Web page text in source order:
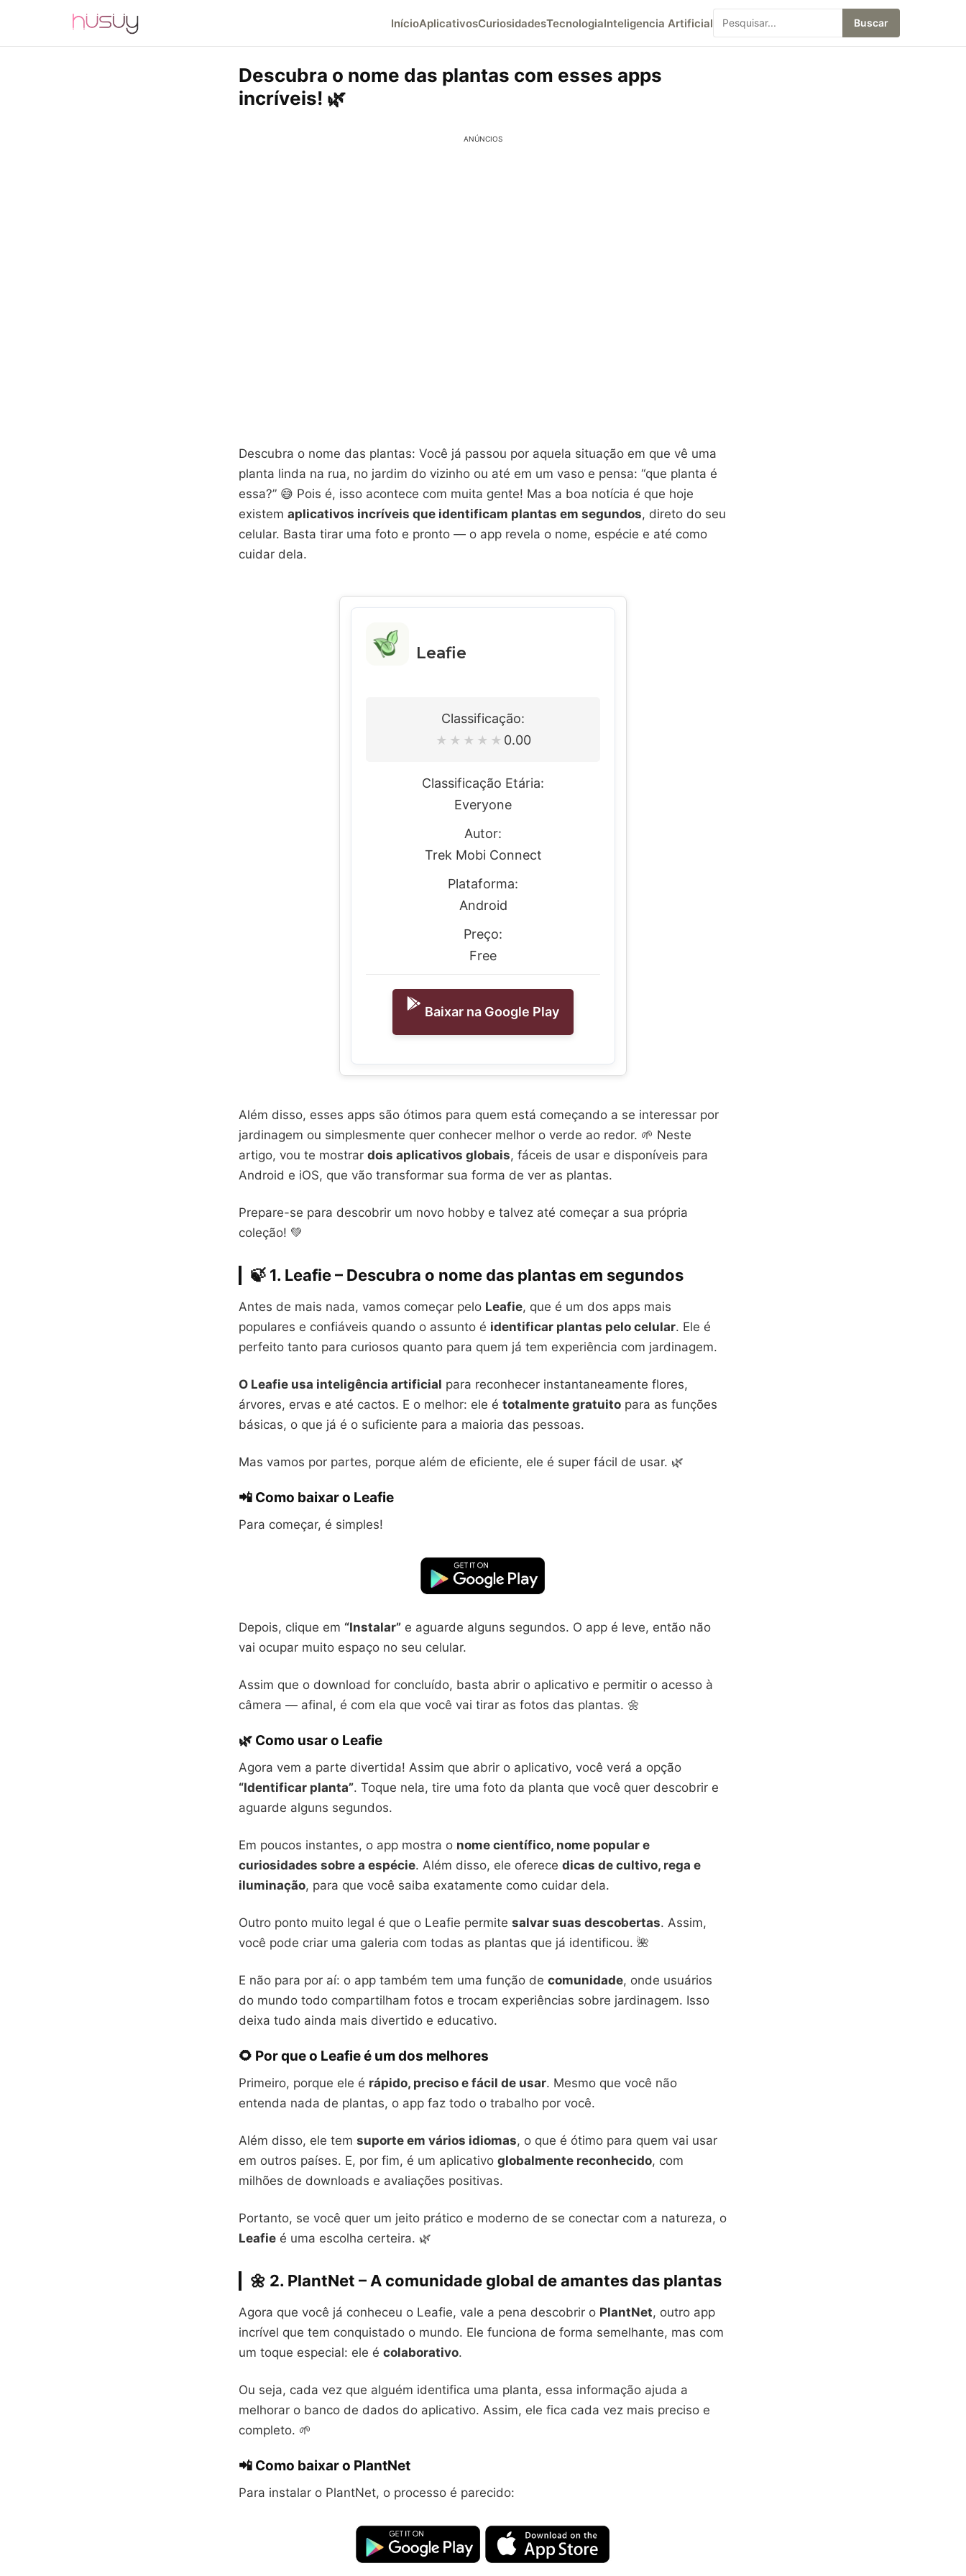
InícioAplicativosCuriosidadesTecnologiaInteligencia Artificial Buscar
Descubra o nome das plantas com esses apps
incríveis! 🌿
ANÚNCIOS
Descubra o nome das plantas: Você já passou por aquela situação em que vê uma
planta linda na rua, no jardim do vizinho ou até em um vaso e pensa: “que planta é
essa?” 😅 Pois é, isso acontece com muita gente! Mas a boa notícia é que hoje
existem aplicativos incríveis que identificam plantas em segundos, direto do seu
celular. Basta tirar uma foto e pronto — o app revela o nome, espécie e até como
cuidar dela.
Leafie
Classificação:
★ ★ ★ ★ ★ 0.00
Classificação Etária:
Everyone
Autor:
Trek Mobi Connect
Plataforma:
Android
Preço:
Free
Baixar na Google Play
Além disso, esses apps são ótimos para quem está começando a se interessar por
jardinagem ou simplesmente quer conhecer melhor o verde ao redor. 🌱 Neste
artigo, vou te mostrar dois aplicativos globais, fáceis de usar e disponíveis para
Android e iOS, que vão transformar sua forma de ver as plantas.
Prepare-se para descobrir um novo hobby e talvez até começar a sua própria
coleção! 💚
🍃 1. Leafie – Descubra o nome das plantas em segundos
Antes de mais nada, vamos começar pelo Leafie, que é um dos apps mais
populares e confiáveis quando o assunto é identificar plantas pelo celular. Ele é
perfeito tanto para curiosos quanto para quem já tem experiência com jardinagem.
O Leafie usa inteligência artificial para reconhecer instantaneamente flores,
árvores, ervas e até cactos. E o melhor: ele é totalmente gratuito para as funções
básicas, o que já é o suficiente para a maioria das pessoas.
Mas vamos por partes, porque além de eficiente, ele é super fácil de usar. 🌿
📲 Como baixar o Leafie
Para começar, é simples!
Depois, clique em “Instalar” e aguarde alguns segundos. O app é leve, então não
vai ocupar muito espaço no seu celular.
Assim que o download for concluído, basta abrir o aplicativo e permitir o acesso à
câmera — afinal, é com ela que você vai tirar as fotos das plantas. 🌼
🌿 Como usar o Leafie
Agora vem a parte divertida! Assim que abrir o aplicativo, você verá a opção
“Identificar planta”. Toque nela, tire uma foto da planta que você quer descobrir e
aguarde alguns segundos.
Em poucos instantes, o app mostra o nome científico, nome popular e
curiosidades sobre a espécie. Além disso, ele oferece dicas de cultivo, rega e
iluminação, para que você saiba exatamente como cuidar dela.
Outro ponto muito legal é que o Leafie permite salvar suas descobertas. Assim,
você pode criar uma galeria com todas as plantas que já identificou. 🌺
E não para por aí: o app também tem uma função de comunidade, onde usuários
do mundo todo compartilham fotos e trocam experiências sobre jardinagem. Isso
deixa tudo ainda mais divertido e educativo.
🌻 Por que o Leafie é um dos melhores
Primeiro, porque ele é rápido, preciso e fácil de usar. Mesmo que você não
entenda nada de plantas, o app faz todo o trabalho por você.
Além disso, ele tem suporte em vários idiomas, o que é ótimo para quem vai usar
em outros países. E, por fim, é um aplicativo globalmente reconhecido, com
milhões de downloads e avaliações positivas.
Portanto, se você quer um jeito prático e moderno de se conectar com a natureza, o
Leafie é uma escolha certeira. 🌿
🌼 2. PlantNet – A comunidade global de amantes das plantas
Agora que você já conheceu o Leafie, vale a pena descobrir o PlantNet, outro app
incrível que tem conquistado o mundo. Ele funciona de forma semelhante, mas com
um toque especial: ele é colaborativo.
Ou seja, cada vez que alguém identifica uma planta, essa informação ajuda a
melhorar o banco de dados do aplicativo. Assim, ele fica cada vez mais preciso e
completo. 🌱
📲 Como baixar o PlantNet
Para instalar o PlantNet, o processo é parecido: